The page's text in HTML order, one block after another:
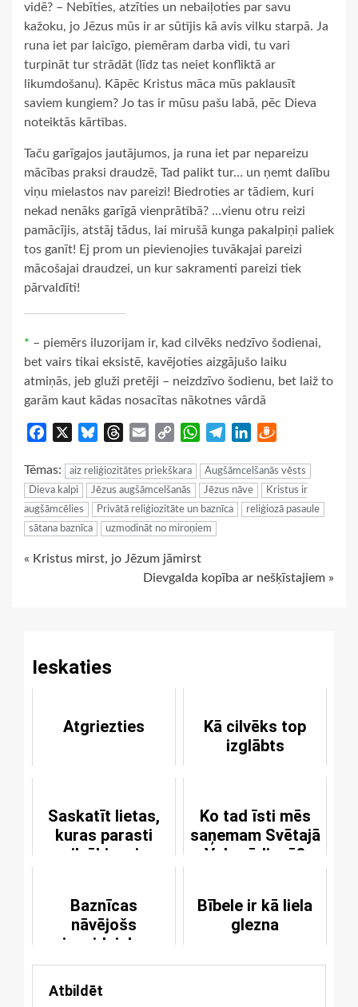
vidē? – Nebīties, atzīties un nebaiļoties par savu
kažoku, jo Jēzus mūs ir ar sūtījis kā avis vilku starpā. Ja
runa iet par laicīgo, piemēram darba vidi, tu vari
turpināt tur strādāt (līdz tas neiet konfliktā ar
likumdošanu). Kāpēc Kristus māca mūs paklausīt
saviem kungiem? Jo tas ir mūsu pašu labā, pēc Dieva
noteiktās kārtības.
Taču garīgajos jautājumos, ja runa iet par nepareizu
mācības praksi draudzē, Tad palikt tur… un ņemt dalību
viņu mielastos nav pareizi! Biedroties ar tādiem, kuri
nekad nenāks garīgā vienprātībā? …vienu otru reizi
pamācījis, atstāj tādus, lai mirušā kunga pakalpiņi paliek
tos ganīt! Ej prom un pievienojies tuvākajai pareizi
mācošajai draudzei, un kur sakramenti pareizi tiek
pārvaldīti!
* – piemērs iluzorijam ir, kad cilvēks nedzīvo šodienai,
bet vairs tikai eksistē, kavējoties aizgājušo laiku
atmiņās, jeb gluži pretēji – neizdzīvo šodienu, bet laiž to
garām kaut kādas nosacītas nākotnes vārdā
Facebook BlueskyThreads
Email
Copy
WhatsApp
TelegramLinkedIn
Tēmas: aiz reliģiozitātes priekškara
Augšāmcelšanās vēsts
Dieva kalpi
Jēzus augšāmcelšanās Jēzus nāve
Kristus ir
augšāmcēlies
Privātā reliģiozitāte un baznīca
reliģiozā pasaule
sātana baznīca
uzmodināt no miroņiem
Continue
« Kristus mirst, jo Jēzum jāmirst
Dievgalda kopība ar nešķīstajiem »
Ieskaties
Atgriezties
Kā cilvēks top
izglābts
Saskatīt lietas,
kuras parasti
cilvēkiem ir
Ko tad īsti mēs
saņemam Svētajā
Vakarēdienā?
Baznīcas
nāvējošs
ienaidnieks
Bībele ir kā liela
glezna
Atbildēt